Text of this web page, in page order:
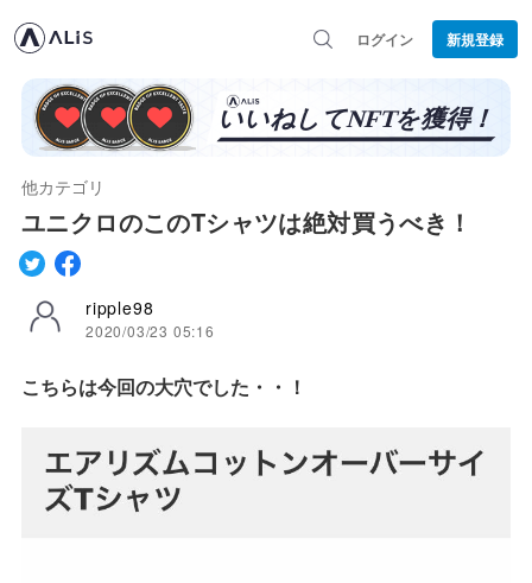
ログイン 新規登録
他カテゴリ
ユニクロのこのTシャツは絶対買うべき！
ripple98
2020/03/23 05:16
こちらは今回の大穴でした・・！